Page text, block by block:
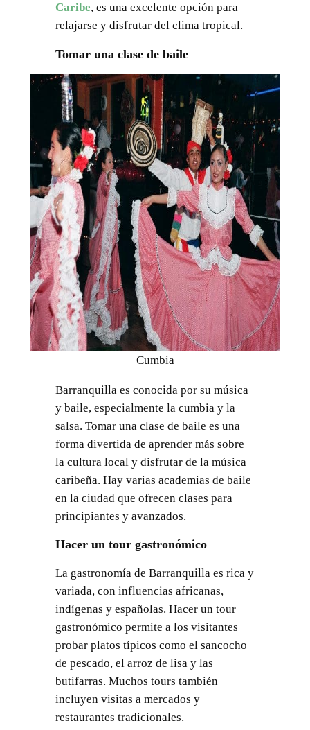
Caribe, es una excelente opción para
relajarse y disfrutar del clima tropical.
Tomar una clase de baile
Cumbia
Barranquilla es conocida por su música
y baile, especialmente la cumbia y la
salsa. Tomar una clase de baile es una
forma divertida de aprender más sobre
la cultura local y disfrutar de la música
caribeña. Hay varias academias de baile
en la ciudad que ofrecen clases para
principiantes y avanzados.
Hacer un tour gastronómico
La gastronomía de Barranquilla es rica y
variada, con influencias africanas,
indígenas y españolas. Hacer un tour
gastronómico permite a los visitantes
probar platos típicos como el sancocho
de pescado, el arroz de lisa y las
butifarras. Muchos tours también
incluyen visitas a mercados y
restaurantes tradicionales.